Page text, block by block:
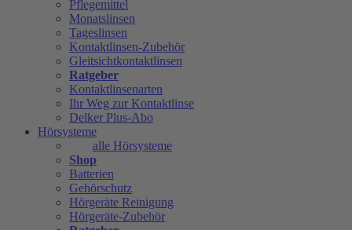
Pflegemittel
Monatslinsen
Tageslinsen
Kontaktlinsen-Zubehör
Gleitsichtkontaktlinsen
Ratgeber
Kontaktlinsenarten
Ihr Weg zur Kontaktlinse
Delker Plus-Abo
Hörsysteme
alle Hörsysteme
Shop
Batterien
Gehörschutz
Hörgeräte Reinigung
Hörgeräte-Zubehör